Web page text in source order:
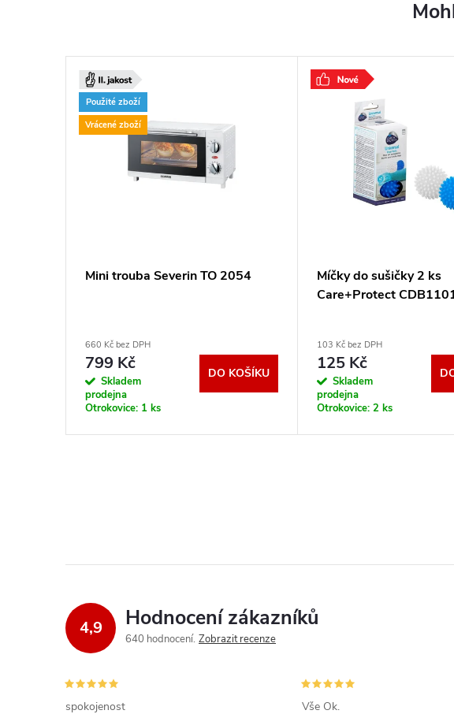
ZDARMA
Použité zboží
Vrácené zboží
Mini trouba Severin TO 2054
660 Kč bez DPH
799 Kč
Skladem
prodejna
Otrokovice: 1 ks
DO KOŠÍKU
Míčky do sušičky 2 ks
Care+Protect
103 Kč bez DPH
125 Kč
Skladem
prodejna
Otrokovice: 2 ks
4,9 Hodnocení zákazníků
640 hodnocení Zobrazit recenze
spokojenost Vše Ok.